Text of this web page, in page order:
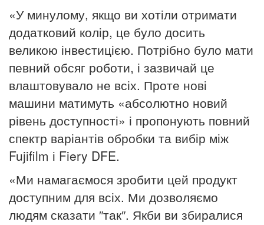
«У минулому, якщо ви хотіли отримати
додатковий колір, це було досить
великою інвестицією. Потрібно було мати
певний обсяг роботи, і зазвичай це
влаштовувало не всіх. Проте нові
машини матимуть «абсолютно новий
рівень доступності» і пропонують повний
спектр варіантів обробки та вибір між
Fujifilm і Fiery DFE.
«Ми намагаємося зробити цей продукт
доступним для всіх. Ми дозволяємо
людям сказати ″так″. Якби ви збиралися